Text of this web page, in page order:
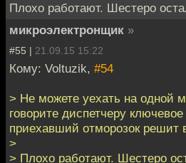
Плохо работают. Шестеро
микроэлектронщик »
#55 | 21.09.15 15:22
Кому: Voltuzik, #54
> Не можете уехать на одной
говорите диспетчеру
приехавший отморозок решит
>
> Плохо работают. Шестеро